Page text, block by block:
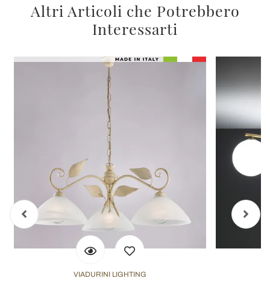
Altri Articoli che Potrebbero
Interessarti
VIADURINI LIGHTING